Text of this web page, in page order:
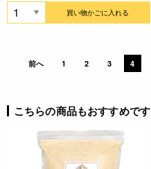
買い物かごに入れる
前へ 1 2 3 4
こちらの商品もおすすめです